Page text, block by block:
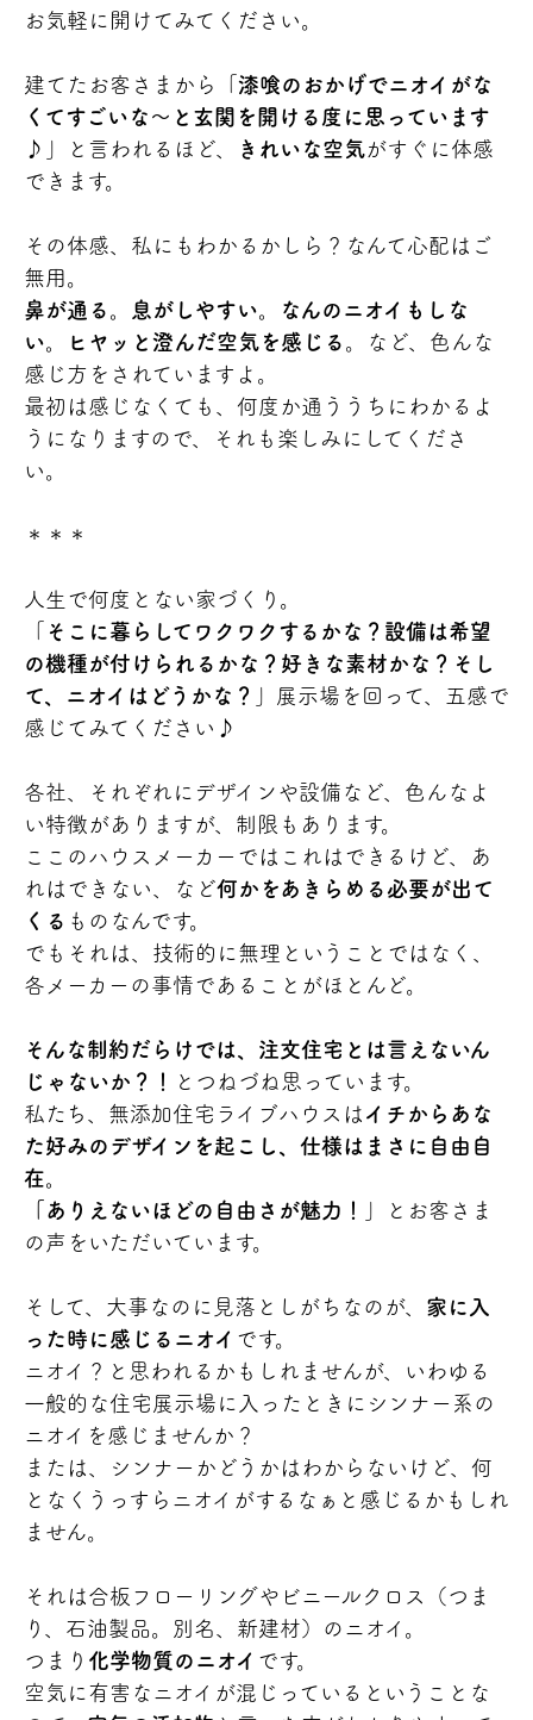
お気軽に開けてみてください。
建てたお客さまから「 漆喰のおかげでニオイがな
くてすごいな～と玄関を開ける度に思っています
♪」と言われるほど、
きれいな空気がすぐに体感
できます。
その体感、私にもわかるかしら？なんて心配はご
無用。
鼻が通る。息がしやすい。なんのニオイもしな
い。ヒヤッと澄んだ空気を感じる 。など、色んな
感じ方をされていますよ。
最初は感じなくても、何度か通ううちにわかるよ
うになりますので、それも楽しみにしてくださ
い。
＊＊＊
人生で何度とない家づくり。
「 そこに暮らしてワクワクするかな？設備は希望
の機種が付けられるかな？好きな素材かな？そし
て、ニオイはどうかな？
」展示場を回って、五感で
感じてみてください♪
各社、それぞれにデザインや設備など、色んなよ
い特徴がありますが、制限もあります。
ここのハウスメーカーではこれはできるけど、あ
れはできない、など何かをあきらめる必要が出て
くる ものなんです。
でもそれは、技術的に無理ということではなく、
各メーカーの事情であることがほとんど。
そんな制約だらけでは、注文住宅とは言えないん
じゃないか？！
とつねづね思っています。
私たち、無添加住宅ライブハウスは イチからあな
た好みのデザインを起こし、仕様はまさに自由自
在。
「ありえないほどの自由さが魅力！
」とお客さま
の声をいただいています。
そして、大事なのに見落としがちなのが、 家に入
った時に感じるニオイ です。
ニオイ？と思われるかもしれませんが、いわゆる
一般的な住宅展示場に入ったときにシンナー系の
ニオイを感じませんか？
または、シンナーかどうかはわからないけど、何
となくうっすらニオイがするなぁと感じるかもしれ
ません。
それは合板フローリングやビニールクロス（つま
り、石油製品。別名、新建材）のニオイ。
つまり 化学物質のニオイ です。
空気に有害なニオイが混じっているということな